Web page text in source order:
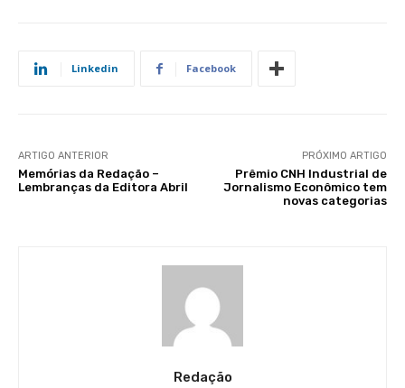
Linkedin Facebook
ARTIGO ANTERIOR
Memórias da Redação –
Lembranças da Editora Abril
PRÓXIMO ARTIGO
Prêmio CNH Industrial de
Jornalismo Econômico tem
novas categorias
Redação